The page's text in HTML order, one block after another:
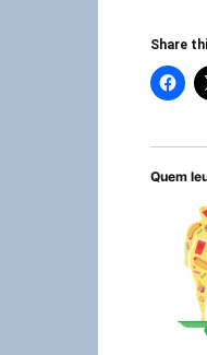
Share
Quem